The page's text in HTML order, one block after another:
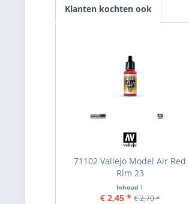
Klanten kochten ook
71102 Vallejo Model Air Red
Rlm 23
Inhoud 1
€ 2,45 * € 2,70 *